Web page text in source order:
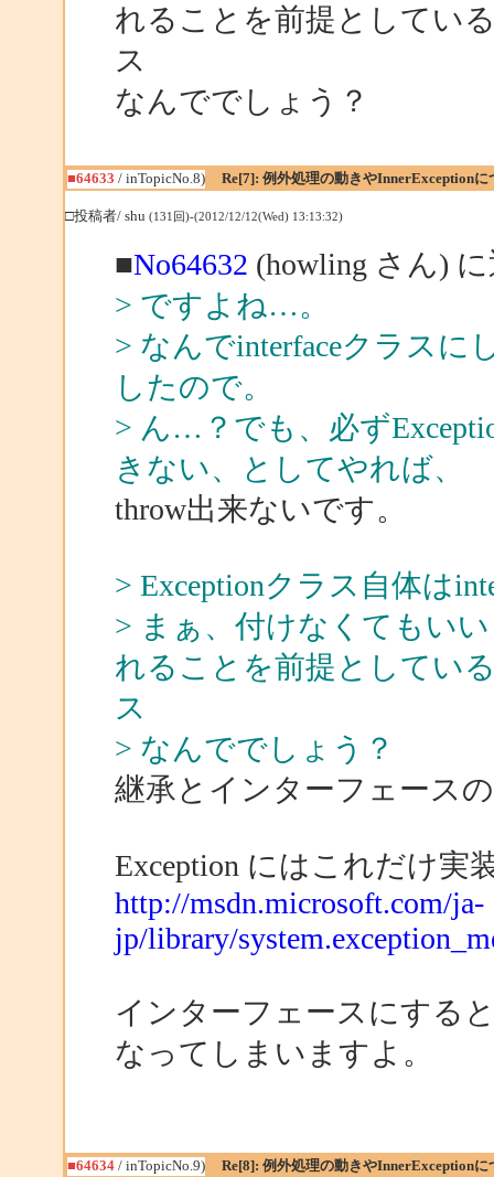
れることを前提としてい
ス
なんででしょう？
■64633 / inTopicNo.8) Re[7]: 例外処理の動きやInnerExceptionに
□投稿者/ shu (131回)-(2012/12/12(Wed) 13:13:32)
■No64632 (howling さん)
> ですよね…。
> なんでinterfaceクラス
したので。
> ん…？でも、必ず
きない、としてやれば、
throw出来ないです。
> Exceptionクラス自体は
> まぁ、付けなくてもい
れることを前提としてい
ス
> なんででしょう？
継承とインターフェース
Exception にはこれだけ実
http://msdn.microsoft.com/ja-
jp/library/
インターフェースにする
なってしまいますよ。
■64634/ inTopicNo.9) Re[8]: 例外処理の動きやInnerExceptionに